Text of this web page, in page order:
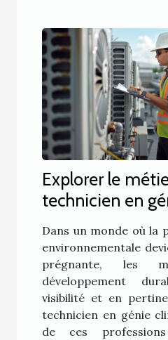
Explorer le
technicien en
climatique et
l'environnement
Dans un monde où la
environnementale
prégnante, les
développement
visibilité et en
technicien en génie
de ces